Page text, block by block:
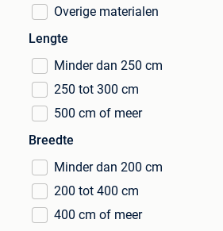
Overige materialen
Lengte
Minder dan 250 cm
250 tot 300 cm
500 cm of meer
Breedte
Minder dan 200 cm
200 tot 400 cm
400 cm of meer